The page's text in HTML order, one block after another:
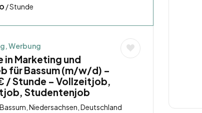
/ Stunde
Werbung
in Marketing und
für Bassum (m/w/d) –
/ Stunde – Vollzeitjob,
Studentenjob
Niedersachsen, Deutschland